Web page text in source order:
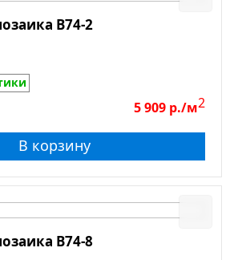
B74-2
5 909 р./м2
В корзину
B74-8